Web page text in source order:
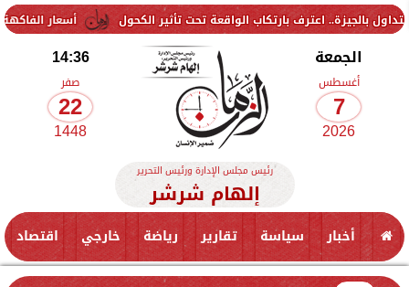
أسعار الفاكهة اليوم الجمعة 7 أغسطس 2026 في الأسواق.. الموز بكام بارتكاب الواقعة تحت تأثير الكحول
الجمعة
أغسطس
7
2026
14:36
صفر
22
1448
رئيس مجلس الإدارة ورئيس التحرير
إلهام شرشر
أخبار سياسة تقارير رياضة خارجي اقتصاد